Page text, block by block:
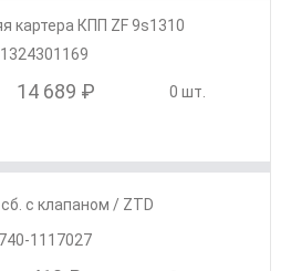
картера КПП ZF 9s1310
1324301169
14 689 ₽ 0 шт.
с клапаном / ZTD
740-1117027